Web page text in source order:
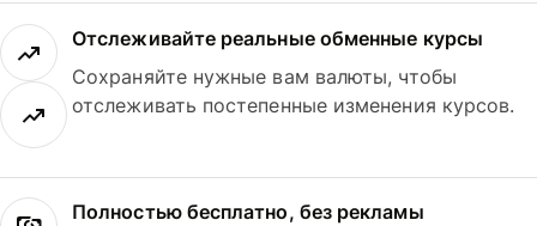
Отслеживайте реальные обменные курсы
Сохраняйте нужные вам валюты, чтобы
отслеживать постепенные изменения курсов.
Полностью бесплатно, без рекламы